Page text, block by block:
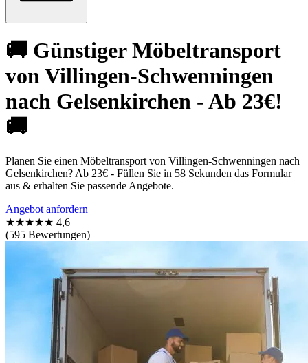
🚚 Günstiger Möbeltransport
von Villingen-Schwenningen
nach Gelsenkirchen - Ab 23€!
🚚
Planen Sie einen Möbeltransport von Villingen-Schwenningen nach
Gelsenkirchen? Ab 23€ - Füllen Sie in 58 Sekunden das Formular
aus & erhalten Sie passende Angebote.
Angebot anfordern
★★★★★ 4,6
(595 Bewertungen)